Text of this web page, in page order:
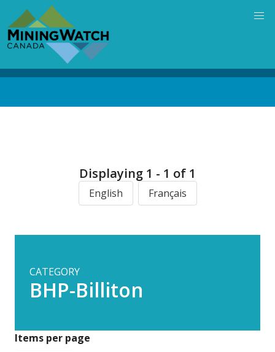
main
content
Displaying 1 - 1 of 1
English Français
CATEGORY
BHP-Billiton
Items per page